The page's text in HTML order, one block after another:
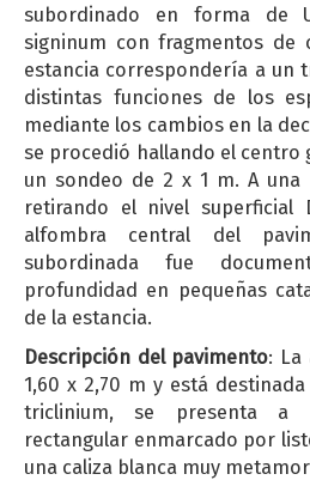
subordinado en forma de
signinum con fragmentos de
estancia correspondería a un
distintas funciones de los
mediante los cambios en la
se procedió hallando el centro
un sondeo de 2 x 1 m. A
retirando el nivel superficial
alfombra central del
subordinada fue
profundidad en pequeñas
de la estancia.
Descripción del pavimento: La
1,60 x 2,70 m y está
triclinium, se presenta a
rectangular enmarcado por
una caliza blanca muy